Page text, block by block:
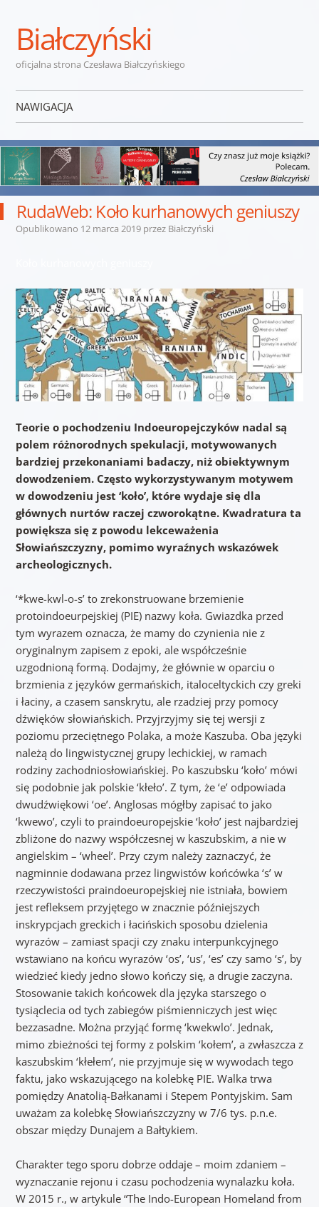
Białczyński
oficjalna strona Czesława Białczyńskiego
NAWIGACJA
RudaWeb: Koło kurhanowych geniuszy
Opublikowano 12 marca 2019przez Białczyński
Teorie o pochodzeniu Indoeuropejczyków nadal są
polem różnorodnych spekulacji, motywowanych
bardziej przekonaniami badaczy, niż obiektywnym
dowodzeniem. Często wykorzystywanym motywem
w dowodzeniu jest ‘koło’, które wydaje się dla
głównych nurtów raczej czworokątne. Kwadratura ta
powiększa się z powodu lekceważenia
Słowiańszczyzny, pomimo wyraźnych wskazówek
archeologicznych.
‘*kwe-kwl-o-s’ to zrekonstruowane brzemienie
protoindoeurpejskiej (PIE) nazwy koła. Gwiazdka przed
tym wyrazem oznacza, że mamy do czynienia nie z
oryginalnym zapisem z epoki, ale współcześnie
uzgodnioną formą. Dodajmy, że głównie w oparciu o
brzmienia z języków germańskich, italoceltyckich czy greki
i łaciny, a czasem sanskrytu, ale rzadziej przy pomocy
dźwięków słowiańskich. Przyjrzyjmy się tej wersji z
poziomu przeciętnego Polaka, a może Kaszuba. Oba języki
należą do lingwistycznej grupy lechickiej, w ramach
rodziny zachodniosłowiańskiej. Po kaszubsku ‘koło’ mówi
się podobnie jak polskie ‘kłeło’. Z tym, że ‘e’ odpowiada
dwudźwiękowi ‘oe’. Anglosas mógłby zapisać to jako
‘kwewo’, czyli to praindoeuropejskie ‘koło’ jest najbardziej
zbliżone do nazwy współczesnej w kaszubskim, a nie w
angielskim – ‘wheel’. Przy czym należy zaznaczyć, że
nagminnie dodawana przez lingwistów końcówka ‘s’ w
rzeczywistości praindoeuropejskiej nie istniała, bowiem
jest refleksem przyjętego w znacznie późniejszych
inskrypcjach greckich i łacińskich sposobu dzielenia
wyrazów – zamiast spacji czy znaku interpunkcyjnego
wstawiano na końcu wyrazów ‘os’, ‘us’, ‘es’ czy samo ‘s’, by
wiedzieć kiedy jedno słowo kończy się, a drugie zaczyna.
Stosowanie takich końcowek dla języka starszego o
tysiąclecia od tych zabiegów piśmienniczych jest więc
bezzasadne. Można przyjąć formę ‘kwekwlo’. Jednak,
mimo zbieżności tej formy z polskim ‘kołem’, a zwłaszcza z
kaszubskim ‘kłełem’, nie przyjmuje się w wywodach tego
faktu, jako wskazującego na kolebkę PIE. Walka trwa
pomiędzy Anatolią-Bałkanami i Stepem Pontyjskim. Sam
uważam za kolebkę Słowiańszczyzny w 7/6 tys. p.n.e.
obszar między Dunajem a Bałtykiem.
Charakter tego sporu dobrze oddaje – moim zdaniem –
wyznaczanie rejonu i czasu pochodzenia wynalazku koła.
W 2015 r., w artykule “The Indo-European Homeland from